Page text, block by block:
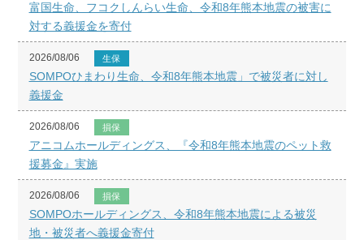
富国生命、フコクしんらい生命、令和8年熊本地震の被害に
対する義援金を寄付
2026/08/06 生保
SOMPOひまわり生命、令和8年熊本地震」で被災者に対し
義援金
2026/08/06 損保
アニコムホールディングス、『令和8年熊本地震のペット救
援募金』実施
2026/08/06 損保
SOMPOホールディングス、令和8年熊本地震による被災
地・被災者へ義援金寄付